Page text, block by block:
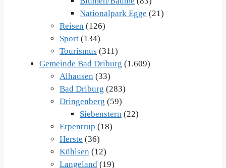
Nationalpark Egge (21)
Reisen (126)
Sport (134)
Tourismus (311)
Gemeinde Bad Driburg (1.609)
Alhausen (33)
Bad Driburg (283)
Dringenberg (59)
Siebenstern (22)
Erpentrup (18)
Herste (36)
Kühlsen (12)
Langeland (19)